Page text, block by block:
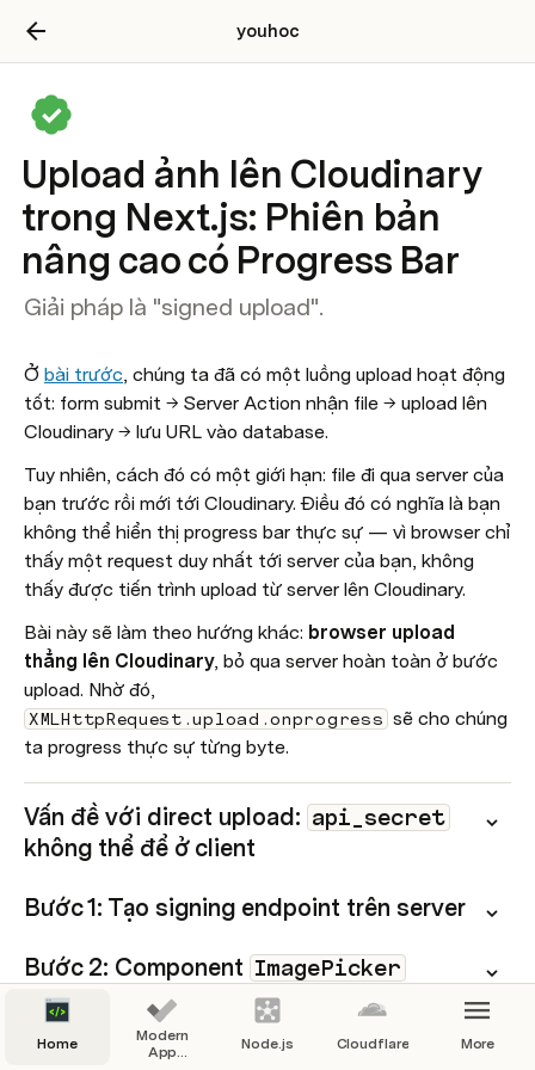
youhoc
Upload ảnh lên Cloudinary
trong Next.js: Phiên bản
nâng cao có Progress Bar
Giải pháp là "signed upload".
Ở bài trước, chúng ta đã có một luồng upload hoạt động
tốt: form submit → Server Action nhận file → upload lên
Cloudinary → lưu URL vào database.
Tuy nhiên, cách đó có một giới hạn: file đi qua server của
bạn trước rồi mới tới Cloudinary. Điều đó có nghĩa là bạn
không thể hiển thị progress bar thực sự — vì browser chỉ
thấy một request duy nhất tới server của bạn, không
thấy được tiến trình upload từ server lên Cloudinary.
Bài này sẽ làm theo hướng khác: browser upload
thẳng lên Cloudinary, bỏ qua server hoàn toàn ở bước
XMLHttpRequest.upload.onprogress sẽ cho chúng
ta progress thực sự từng byte.
Vấn đề với direct upload: api_secret
không thể để ở client
Bước 1: Tạo signing endpoint trên server
Bước 2: Component ImagePicker
Bước 3: Kết nối với form
Home
Modern
App
Node.js Cloudflare More